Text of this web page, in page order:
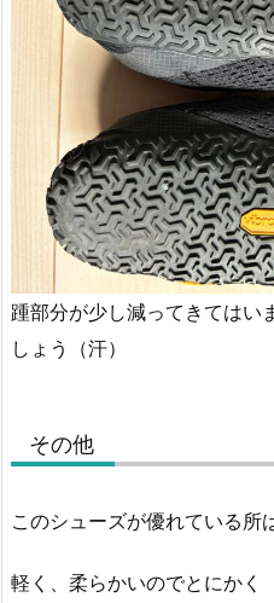
踵部分が少し減ってきてはい
しょう（汗）
その他
このシューズが優れている所
軽く、柔らかいのでとにかく